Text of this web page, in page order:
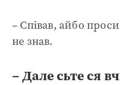
– Співав, айбо
не знав.
– Дале сьте ся